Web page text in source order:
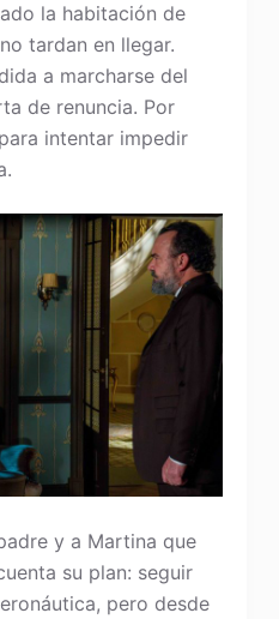
la habitación de
tardan en llegar.
a marcharse del
de renuncia. Por
intentar impedir
y a Martina que
su plan: seguir
pero desde